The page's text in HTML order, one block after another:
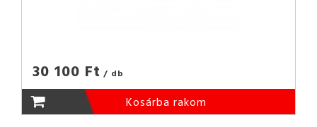
30 100 Ft / db
Kosárba rakom